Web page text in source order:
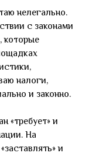
нелегально.
с законами
которые
налоги,
и законно.
«требует» и
На
и